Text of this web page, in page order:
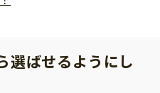
選ばせるようにし